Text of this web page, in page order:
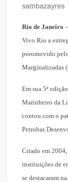
sambazayres
Rio de Janeiro
Vivo Rio a
poromovido
Marginalizadas
Em sua 5ª
Marinheiro da
contou com o
Petrobas
Criado em
instituições de
se destacaram